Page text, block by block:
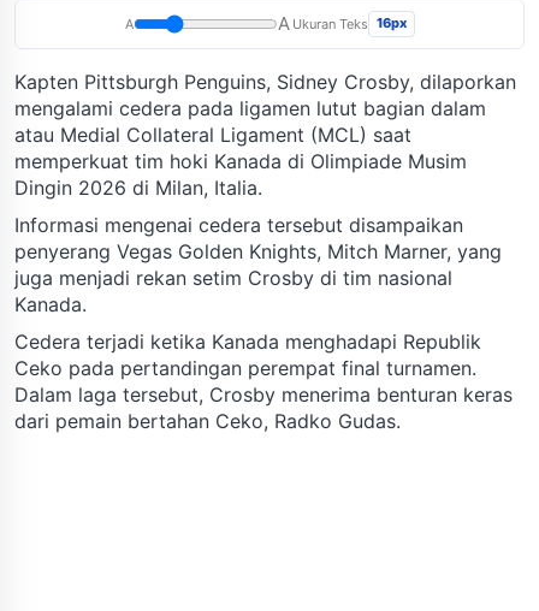
A A Ukuran Teks 16px
Kapten Pittsburgh Penguins, Sidney Crosby, dilaporkan
mengalami cedera pada ligamen lutut bagian dalam
atau Medial Collateral Ligament (MCL) saat
memperkuat tim hoki Kanada di Olimpiade Musim
Dingin 2026 di Milan, Italia.
Informasi mengenai cedera tersebut disampaikan
penyerang Vegas Golden Knights, Mitch Marner, yang
juga menjadi rekan setim Crosby di tim nasional
Kanada.
Cedera terjadi ketika Kanada menghadapi Republik
Ceko pada pertandingan perempat final turnamen.
Dalam laga tersebut, Crosby menerima benturan keras
dari pemain bertahan Ceko, Radko Gudas.